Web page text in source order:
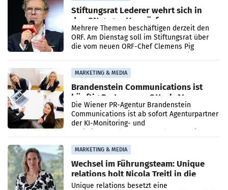
Stiftungsrat Lederer wehrt sich in
den SN gegen Vorwürfe
Mehrere Themen beschäftigen derzeit den
ORF. Am Dienstag soll im Stiftungsrat über
die vom neuen ORF-Chef Clemens Pig
MARKETING & MEDIA
Brandenstein Communications ist
künftig Partner von OtterlyAI
Die Wiener PR-Agentur Brandenstein
Communications ist ab sofort Agenturpartner
der KI-Monitoring- und
MARKETING & MEDIA
Wechsel im Führungsteam: Unique
relations holt Nicola Treitl in die
Geschäftsleitung
Unique relations besetzt eine